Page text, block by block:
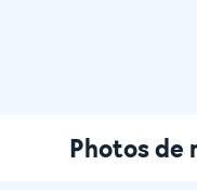
Photos de